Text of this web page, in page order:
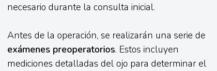
necesario durante la consulta inicial.
Antes de la operación, se realizarán una serie de
exámenes preoperatorios. Estos incluyen
mediciones detalladas del ojo para determinar el